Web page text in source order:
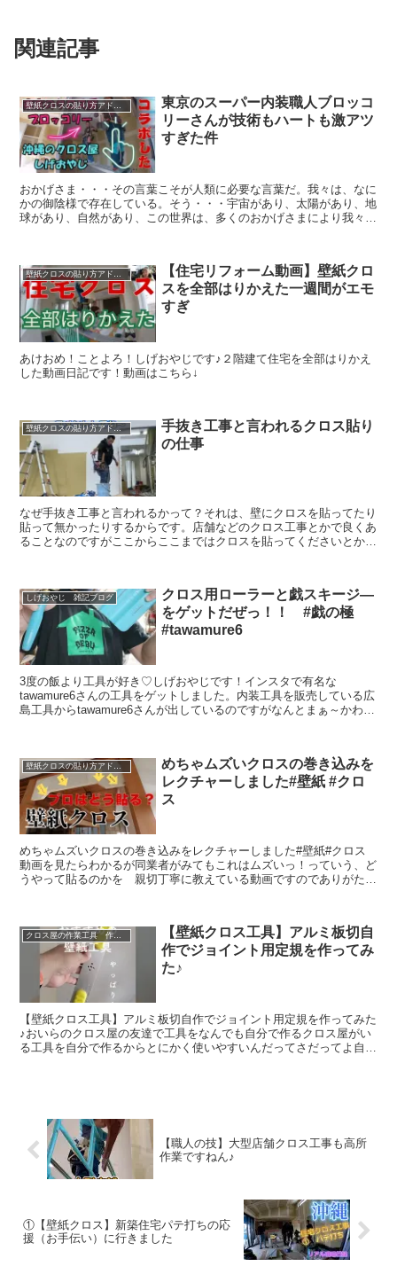
関連記事
東京のスーパー内装職人ブロッコ
リーさんが技術もハートも激アツ
すぎた件
おかげさま・・・その言葉こそが人類に必要な言葉だ。我々は、なに
かの御陰様で存在している。そう・・・宇宙があり、太陽があり、地
球があり、自然があり、この世界は、多くのおかげさまにより我々は
壁紙クロスの貼り方アドバイス
【住宅リフォーム動画】壁紙クロ
スを全部はりかえた一週間がエモ
すぎ
あけおめ！ことよろ！しげおやじです♪２階建て住宅を全部はりかえ
した動画日記です！動画はこちら↓
壁紙クロスの貼り方アドバイス
手抜き工事と言われるクロス貼り
の仕事
なぜ手抜き工事と言われるかって？それは、壁にクロスを貼ってたり
貼って無かったりするからです。店舗などのクロス工事とかで良くあ
ることなのですがここからここまではクロスを貼ってくださいとか現
しげおやじ 雑記ブログ
クロス用ローラーと戯スキージ―
をゲットだぜっ！！ #戯の極
#tawamure6
3度の飯より工具が好き♡しげおやじです！インスタで有名な
tawamure6さんの工具をゲットしました。内装工具を販売している広
島工具からtawamure6さんが出しているのですがなんとまぁ～かわい
壁紙クロスの貼り方アドバイス
めちゃムズいクロスの巻き込みを
レクチャーしました#壁紙 #クロ
ス
めちゃムズいクロスの巻き込みをレクチャーしました#壁紙#クロス
動画を見たらわかるが同業者がみてもこれはムズいっ！っていう、ど
うやって貼るのかを 親切丁寧に教えている動画ですのでありがた
クロス屋の作業工具 作業車（現場号）
【壁紙クロス工具】アルミ板切自
作でジョイント用定規を作ってみ
た♪
【壁紙クロス工具】アルミ板切自作でジョイント用定規を作ってみた
♪おいらのクロス屋の友達で工具をなんでも自分で作るクロス屋がい
る工具を自分で作るからとにかく使いやすいんだってさだってよ自分
【職人の技】大型店舗クロス工事も高所
作業ですねん♪
①【壁紙クロス】新築住宅パテ打ちの応
援（お手伝い）に行きました